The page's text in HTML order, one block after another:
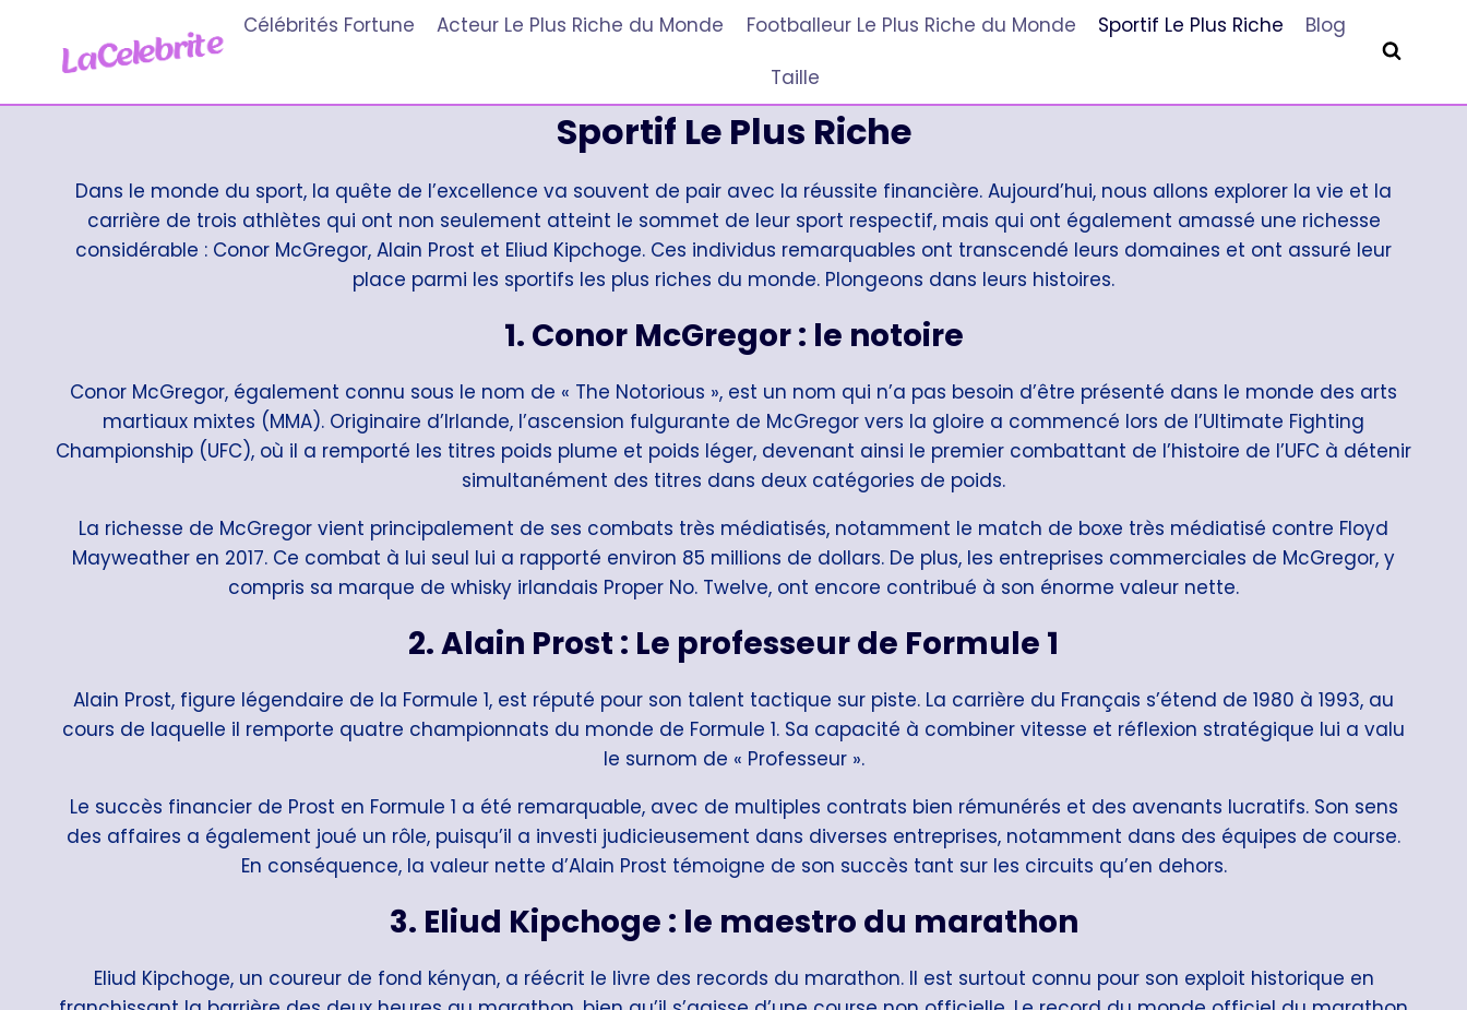
contenu
Célébrités Fortune Acteur Le Plus Riche du Monde Footballeur Le Plus Riche du Monde Sportif Le Plus Riche
Blog
Taille
Sportif Le Plus Riche
Dans le monde du sport, la quête de l’excellence va souvent de pair avec la réussite financière. Aujourd’hui, nous allons explorer la vie et la
carrière de trois athlètes qui ont non seulement atteint le sommet de leur sport respectif, mais qui ont également amassé une richesse
considérable : Conor McGregor, Alain Prost et Eliud Kipchoge. Ces individus remarquables ont transcendé leurs domaines et ont assuré leur
place parmi les sportifs les plus riches du monde. Plongeons dans leurs histoires.
1. Conor McGregor : le notoire
Conor McGregor, également connu sous le nom de « The Notorious », est un nom qui n’a pas besoin d’être présenté dans le monde des arts
martiaux mixtes (MMA). Originaire d’Irlande, l’ascension fulgurante de McGregor vers la gloire a commencé lors de l’Ultimate Fighting
Championship (UFC), où il a remporté les titres poids plume et poids léger, devenant ainsi le premier combattant de l’histoire de l’UFC à détenir
simultanément des titres dans deux catégories de poids.
La richesse de McGregor vient principalement de ses combats très médiatisés, notamment le match de boxe très médiatisé contre Floyd
Mayweather en 2017. Ce combat à lui seul lui a rapporté environ 85 millions de dollars. De plus, les entreprises commerciales de McGregor, y
compris sa marque de whisky irlandais Proper No. Twelve, ont encore contribué à son énorme valeur nette.
2.Alain Prost : Le professeur de Formule 1
Alain Prost, figure légendaire de la Formule 1, est réputé pour son talent tactique sur piste. La carrière du Français s’étend de 1980 à 1993, au
cours de laquelle il remporte quatre championnats du monde de Formule 1. Sa capacité à combiner vitesse et réflexion stratégique lui a valu
le surnom de « Professeur ».
Le succès financier de Prost en Formule 1 a été remarquable, avec de multiples contrats bien rémunérés et des avenants lucratifs. Son sens
des affaires a également joué un rôle, puisqu’il a investi judicieusement dans diverses entreprises, notamment dans des équipes de course.
En conséquence, la valeur nette d’Alain Prost témoigne de son succès tant sur les circuits qu’en dehors.
3. Eliud Kipchoge : le maestro du marathon
Eliud Kipchoge, un coureur de fond kényan, a réécrit le livre des records du marathon. Il est surtout connu pour son exploit historique en